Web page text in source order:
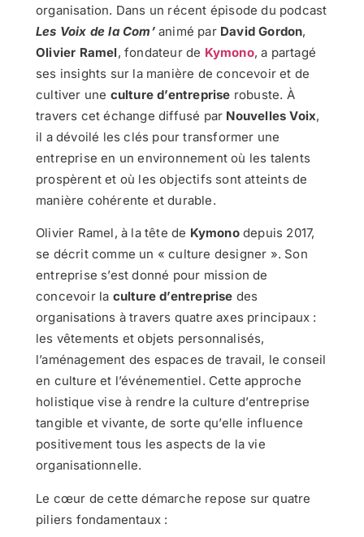
organisation. Dans un récent épisode du podcast
Les Voix de la Com’animé par David Gordon,
Olivier Ramel, fondateur de Kymono, a partagé
ses insights sur la manière de concevoir et de
cultiver une culture d’entreprise robuste. À
travers cet échange diffusé par Nouvelles Voix,
il a dévoilé les clés pour transformer une
entreprise en un environnement où les talents
prospèrent et où les objectifs sont atteints de
manière cohérente et durable.
Olivier Ramel, à la tête de Kymonodepuis 2017,
se décrit comme un « culture designer ». Son
entreprise s’est donné pour mission de
concevoir la culture d’entreprise des
organisations à travers quatre axes principaux :
les vêtements et objets personnalisés,
l’aménagement des espaces de travail, le conseil
en culture et l’événementiel. Cette approche
holistique vise à rendre la culture d’entreprise
tangible et vivante, de sorte qu’elle influence
positivement tous les aspects de la vie
organisationnelle.
Le cœur de cette démarche repose sur quatre
piliers fondamentaux :